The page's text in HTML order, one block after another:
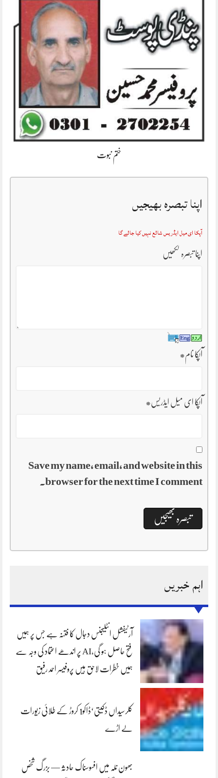
ختم نبوت
اپنا تبصرہ بھیجیں
آپکا ای میل ایڈریس شائع نہیں کیا جائے گا
اپنا تبصرہ لکھیں
آپکا نام*
آپکا ای میل ایڈریس*
Save my name, email, and website in this
browser for the next time I comment.
اہم خبریں
آرٹیفشل انٹلیجنس دجال کا فتنہ ہے جس پر ہمیں
فتح حاصل ہو گی،AI پر اندھے اعتماد کی وجہ سے
ہمیں خطرات لاحق ہیں پروفیسر احمد رفیق
کلرسیداں ڈکیتی‘ڈاکو1 کروڑ کے طلائی زیورات
لے اڑے
بھون نلہ میں افسوسناک حادثہ — بزرگ شخص